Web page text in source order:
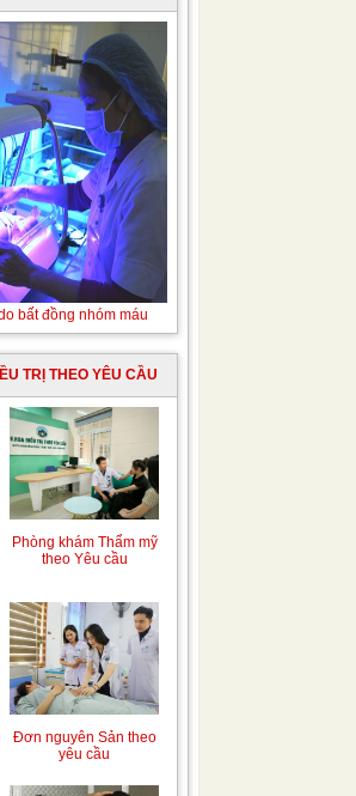
ngược dòng Laser
TRỊ THEO YÊU CẦU
Phòng khám Thẩm mỹ
theo Yêu cầu
Đơn nguyên Sản theo
yêu cầu